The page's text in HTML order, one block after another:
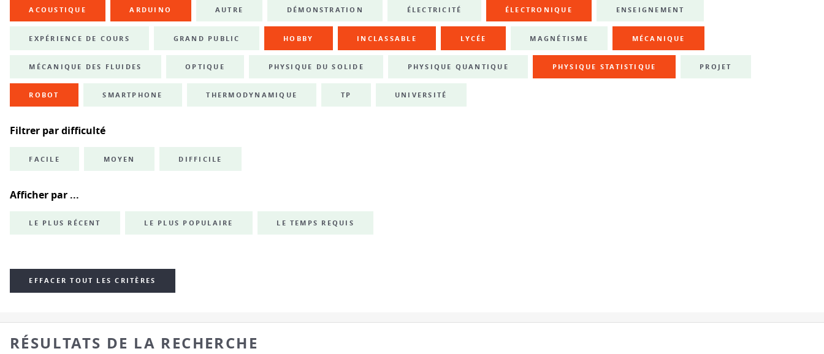
ACOUSTIQUE ARDUINO AUTRE DÉMONSTRATION ÉLECTRICITÉ ÉLECTRONIQUE ENSEIGNEMENT
EXPÉRIENCE DE COURS GRAND PUBLIC HOBBY INCLASSABLE LYCÉE MAGNÉTISME MÉCANIQUE
MÉCANIQUE DES FLUIDES OPTIQUE PHYSIQUE DU SOLIDE PHYSIQUE QUANTIQUE PHYSIQUE STATISTIQUE PROJET
ROBOT SMARTPHONE THERMODYNAMIQUE TP UNIVERSITÉ
Filtrer par difficulté
FACILE MOYEN DIFFICILE
Afficher par ...
LE PLUS RÉCENT LE PLUS POPULAIRE LE TEMPS REQUIS
EFFACER TOUT LES CRITÈRES
RÉSULTATS DE LA RECHERCHE